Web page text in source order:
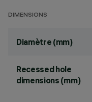
DIMENSIONS
Diamètre (mm)
Recessed hole
dimensions (mm)